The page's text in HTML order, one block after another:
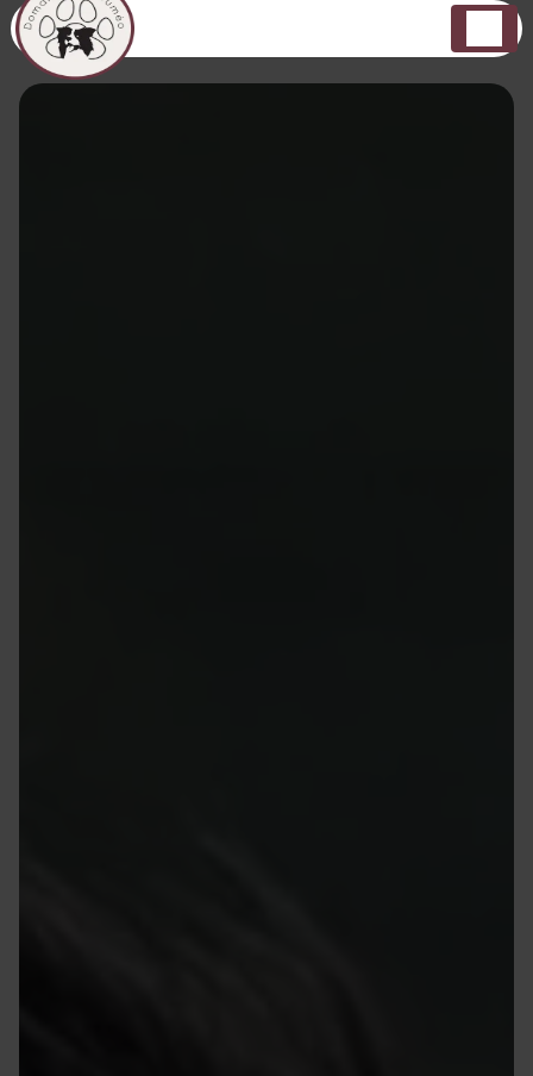
Panneau de gestion des cookies